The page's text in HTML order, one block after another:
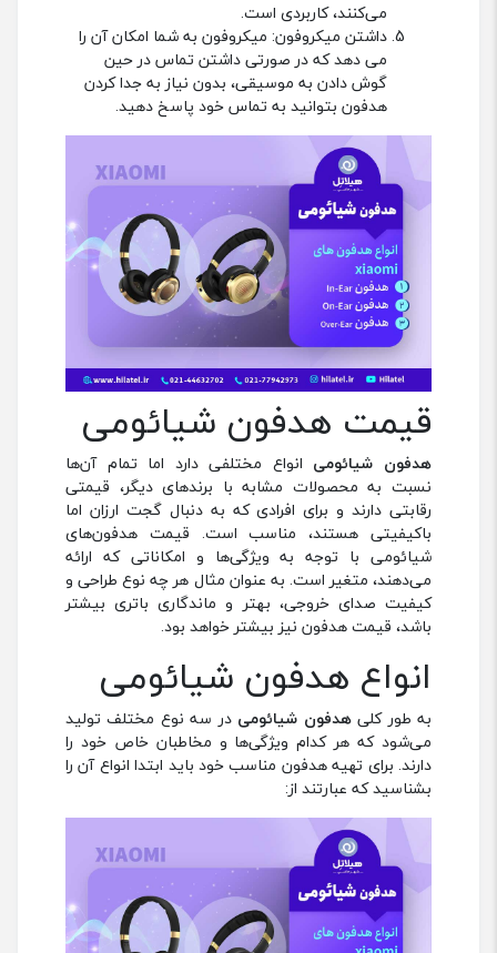
می‌کنند، کاربردی است.
داشتن میکروفون: میکروفون به شما امکان آن را
می دهد که در صورتی داشتن تماس در حین
گوش دادن به موسیقی، بدون نیاز به جدا کردن
هدفون بتوانید به تماس خود پاسخ دهید.
قیمت هدفون شیائومی
هدفون شیائومی انواع مختلفی دارد اما تمام آن‌ها
نسبت به محصولات مشابه با برندهای دیگر، قیمتی
رقابتی دارند و برای افرادی که به دنبال گجت ارزان اما
باکیفیتی هستند، مناسب است. قیمت هدفون‌های
شیائومی با توجه به ویژگی‌ها و امکاناتی که ارائه
می‌دهند، متغیر است. به عنوان مثال هر چه نوع طراحی و
کیفیت صدای خروجی، بهتر و ماندگاری باتری بیشتر
باشد، قیمت هدفون نیز بیشتر خواهد بود.
انواع هدفون شیائومی
به طور کلیهدفون شیائومی در سه نوع مختلف تولید
می‌شود که هر کدام ویژگی‌ها و مخاطبان خاص خود را
دارند. برای تهیه هدفون مناسب خود باید ابتدا انواع آن را
بشناسید که عبارتند از: